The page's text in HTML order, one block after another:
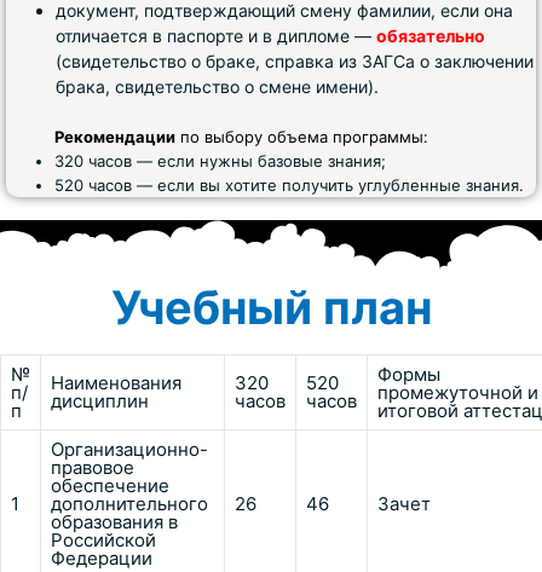
документ, подтверждающий смену фамилии, если она
отличается в паспорте и в дипломе — обязательно
(свидетельство о браке, справка из ЗАГСа о заключении
брака, свидетельство о смене имени).
Рекомендации по выбору объема программы:
320 часов — если нужны базовые знания;
520 часов — если вы хотите получить углубленные знания.
Учебный план
№
п/
п
Наименования
дисциплин
320
часов
520
часов
Формы
промежуточной и
итоговой
1
Организационно-
правовое
обеспечение
дополнительного
образования в
Российской
Федерации
26 46 Зачет